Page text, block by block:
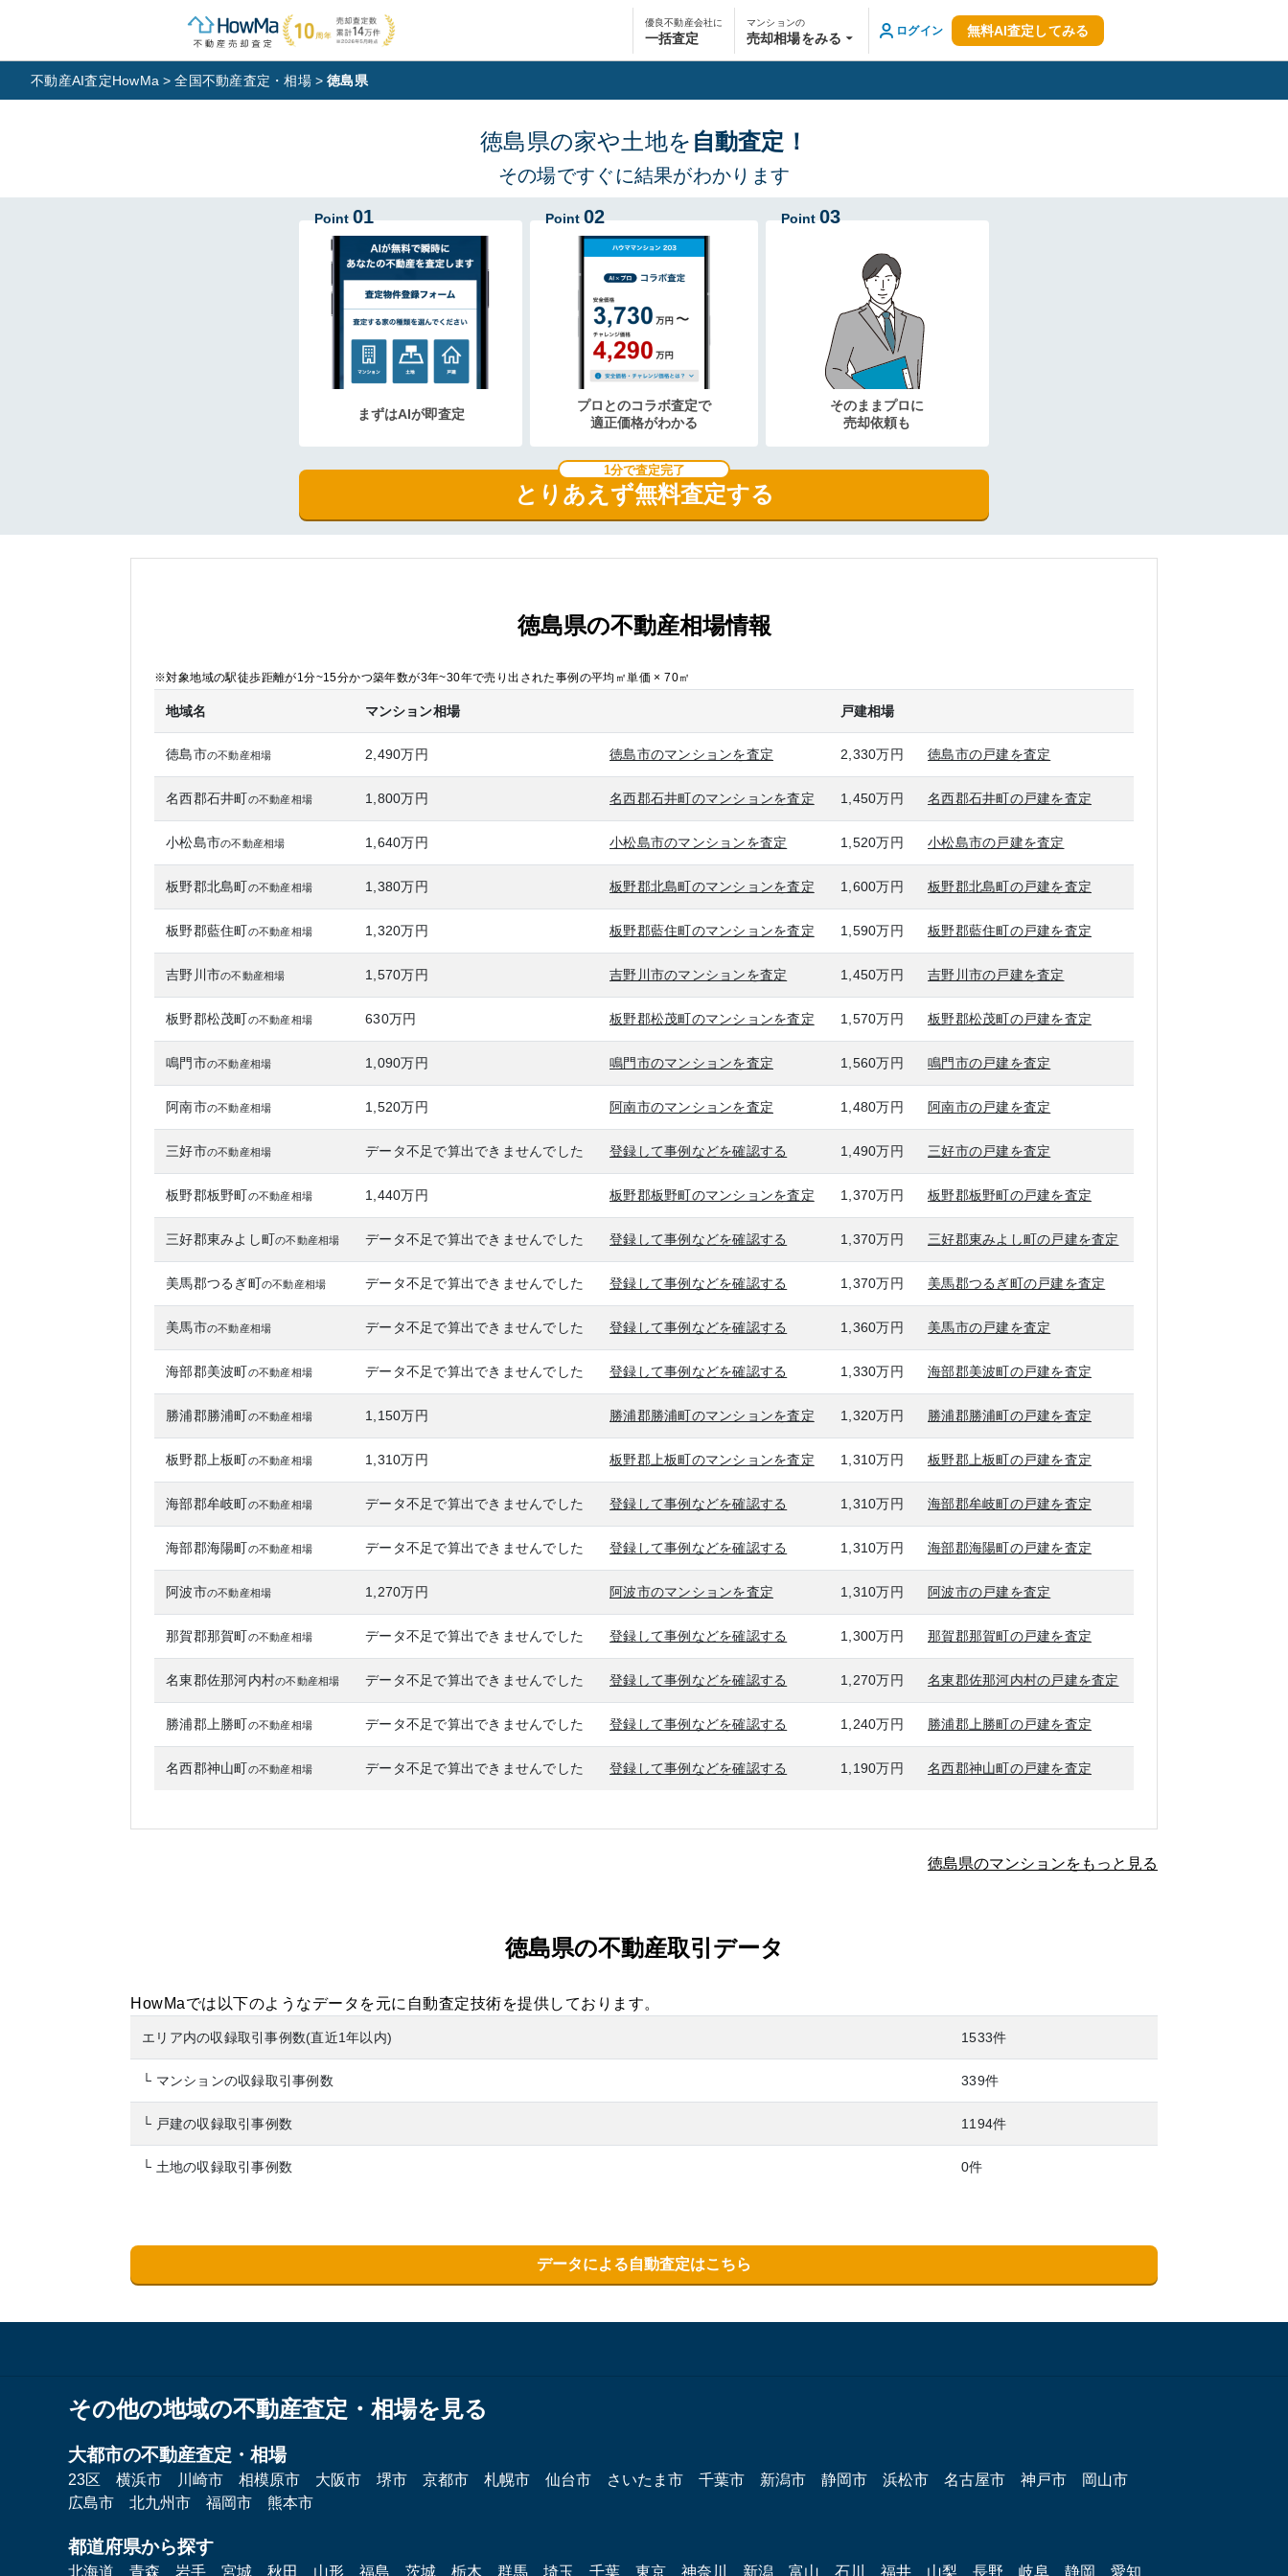
優良不動産会社に
一括査定
マンションの
売却相場をみる
ログイン 無料AI査定してみる
不動産AI査定HowMa > 全国不動産査定・相場 > 徳島県
徳島県の家や土地を 自動査定！
その場ですぐに結果がわかります
Point 01
まずはAIが即査定
Point 02
プロとのコラボ査定で
適正価格がわかる
Point 03
そのままプロに
売却依頼も
とりあえず無料査定する
1分で査定完了
徳島県の不動産相場情報
※対象地域の駅徒歩距離が1分~15分かつ築年数が3年~30年で売り出された事例の平均㎡単価 × 70㎡
地域名 マンション相場 戸建相場
徳島市の不動産相場 2,490万円 徳島市のマンションを査定 2,330万円 徳島市の戸建を査定
名西郡石井町の不動産相場 1,800万円 名西郡石井町のマンションを査定 1,450万円 名西郡石井町の戸建を査定
小松島市の不動産相場 1,640万円 小松島市のマンションを査定 1,520万円 小松島市の戸建を査定
板野郡北島町の不動産相場 1,380万円 板野郡北島町のマンションを査定 1,600万円 板野郡北島町の戸建を査定
板野郡藍住町の不動産相場 1,320万円 板野郡藍住町のマンションを査定 1,590万円 板野郡藍住町の戸建を査定
吉野川市の不動産相場 1,570万円 吉野川市のマンションを査定 1,450万円 吉野川市の戸建を査定
板野郡松茂町の不動産相場 630万円 板野郡松茂町のマンションを査定 1,570万円 板野郡松茂町の戸建を査定
鳴門市の不動産相場 1,090万円 鳴門市のマンションを査定 1,560万円 鳴門市の戸建を査定
阿南市の不動産相場 1,520万円 阿南市のマンションを査定 1,480万円 阿南市の戸建を査定
三好市の不動産相場 データ不足で算出できませんでした 登録して事例などを確認する 1,490万円 三好市の戸建を査定
板野郡板野町の不動産相場 1,440万円 板野郡板野町のマンションを査定 1,370万円 板野郡板野町の戸建を査定
三好郡東みよし町の不動産相場 データ不足で算出できませんでした 登録して事例などを確認する 1,370万円 三好郡東みよし町の戸建を査定
美馬郡つるぎ町の不動産相場 データ不足で算出できませんでした 登録して事例などを確認する 1,370万円 美馬郡つるぎ町の戸建を査定
美馬市の不動産相場 データ不足で算出できませんでした 登録して事例などを確認する 1,360万円 美馬市の戸建を査定
海部郡美波町の不動産相場 データ不足で算出できませんでした 登録して事例などを確認する 1,330万円 海部郡美波町の戸建を査定
勝浦郡勝浦町の不動産相場 1,150万円 勝浦郡勝浦町のマンションを査定 1,320万円 勝浦郡勝浦町の戸建を査定
板野郡上板町の不動産相場 1,310万円 板野郡上板町のマンションを査定 1,310万円 板野郡上板町の戸建を査定
海部郡牟岐町の不動産相場 データ不足で算出できませんでした 登録して事例などを確認する 1,310万円 海部郡牟岐町の戸建を査定
海部郡海陽町の不動産相場 データ不足で算出できませんでした 登録して事例などを確認する 1,310万円 海部郡海陽町の戸建を査定
阿波市の不動産相場 1,270万円 阿波市のマンションを査定 1,310万円 阿波市の戸建を査定
那賀郡那賀町の不動産相場 データ不足で算出できませんでした 登録して事例などを確認する 1,300万円 那賀郡那賀町の戸建を査定
名東郡佐那河内村の不動産相場 データ不足で算出できませんでした 登録して事例などを確認する 1,270万円 名東郡佐那河内村の戸建を査定
勝浦郡上勝町の不動産相場 データ不足で算出できませんでした 登録して事例などを確認する 1,240万円 勝浦郡上勝町の戸建を査定
名西郡神山町の不動産相場 データ不足で算出できませんでした 登録して事例などを確認する 1,190万円 名西郡神山町の戸建を査定
徳島県のマンションをもっと見る
徳島県の不動産取引データ
HowMaでは以下のようなデータを元に自動査定技術を提供しております。
エリア内の収録取引事例数(直近1年以内) 1533件
└ マンションの収録取引事例数 339件
└ 戸建の収録取引事例数 1194件
└ 土地の収録取引事例数 0件
データによる自動査定はこちら
その他の地域の不動産査定・相場を見る
大都市の不動産査定・相場
23区 横浜市 川崎市 相模原市 大阪市 堺市 京都市 札幌市 仙台市 さいたま市 千葉市 新潟市 静岡市 浜松市 名古屋市 神戸市
岡山市
広島市
北九州市 福岡市 熊本市
都道府県から探す
北海道 青森 岩手 宮城 秋田 山形 福島 茨城 栃木 群馬 埼玉 千葉 東京 神奈川 新潟 富山 石川 福井 山梨 長野 岐阜 静岡 愛知